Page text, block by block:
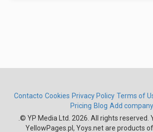
Contacto Cookies Privacy Policy Terms of
Pricing Blog Add company
© YP Media Ltd. 2026. All rights reserved.
YellowPages.pl, Yoys.net are products of